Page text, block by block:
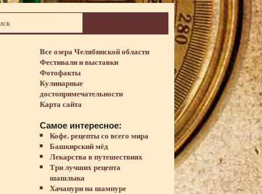
Все озера Челябинской области
Фестивали и выставки
Фотофакты
Кулинарные
достопримечательности
Карта сайта
Самое интересное:
Кофе. рецепты со всего мира
Башкирский мёд
Лекарства в путешествиях
Три лучших рецепта
шашлыка
Хачапури на шампуре